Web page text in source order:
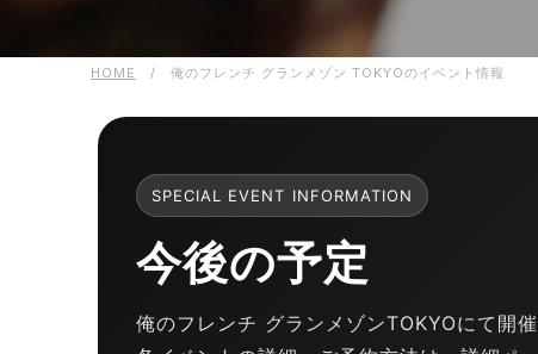
HOME / 俺のフレンチ グランメゾン TOKYOのイベント情報
SPECIAL EVENT INFORMATION
今後の予定
俺のフレンチ グランメゾンTOKYOにて開